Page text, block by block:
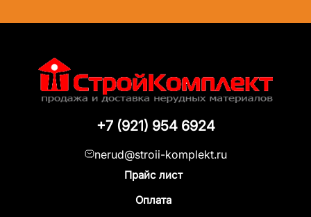
+7 (921) 954 6924
nerud@stroii-komplekt.ru
Прайс лист
Оплата